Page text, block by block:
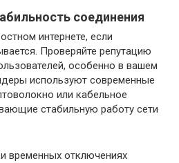
соединения
интернете, если
Проверяйте репутацию
особенно в вашем
используют современные
или кабельное
стабильную работу сети
временных отключениях